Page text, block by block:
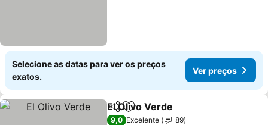
Selecione as datas para ver os preços
exatos.
Ver preços
PartilharAdicionar aos favoritos
El Olivo Verde
9,0 Excelente
89